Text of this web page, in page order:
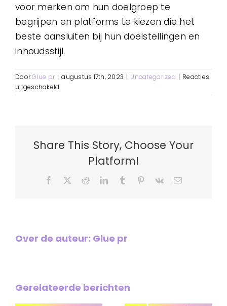
voor merken om hun doelgroep te
begrijpen en platforms te kiezen die het
beste aansluiten bij hun doelstellingen en
inhoudsstijl.
DoorGlue pr | augustus 17th, 2023 | Uncategorized | Reacties
uitgeschakeld
Social
nadelen
doelgroepen
Share This Story, Choose Your
Platform!
Facebook RedditLinkedInTumblr Pinterest
Vk
E-
Over de auteur: Glue pr
Gerelateerde berichten